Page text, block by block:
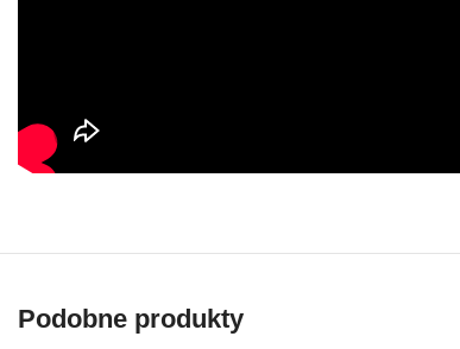
Podobne produkty